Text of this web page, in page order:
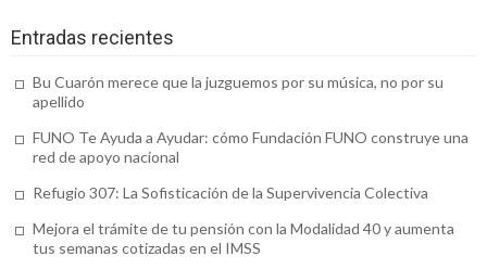
Ser un trader en 1000extra, broker
Bróker 1000Extra – La luz de la
información vence las tinieblas de la
ignorancia
Finmarkfx: ¿invertir con un broker es una
Entradas recientes
Bu Cuarón merece que la juzguemos por su música, no por su
apellido
FUNO Te Ayuda a Ayudar: cómo Fundación FUNO construye una
red de apoyo nacional
Refugio 307: La Sofisticación de la Supervivencia Colectiva
Mejora el trámite de tu pensión con la Modalidad 40 y aumenta
tus semanas cotizadas en el IMSS